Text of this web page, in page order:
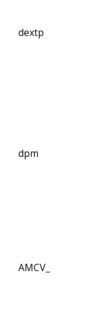
dextp
dpm
AMCV_